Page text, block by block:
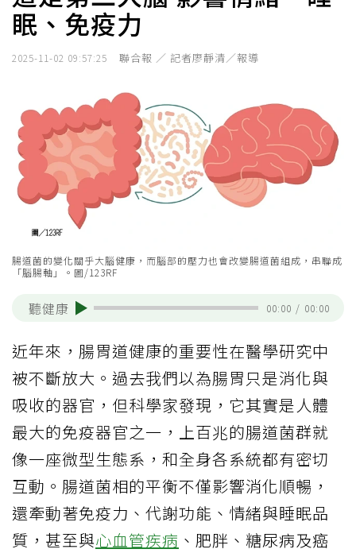
眠、免疫力
2025-11-02 09:57:25 聯合報 ／ 記者廖靜清／報導
腸道菌的變化關乎大腦健康，而腦部的壓力也會改變腸道菌組成，串聯成
「腦腸軸」。圖/123RF
聽健康 00:00 / 00:00
近年來，腸胃道健康的重要性在醫學研究中
被不斷放大。過去我們以為腸胃只是消化與
吸收的器官，但科學家發現，它其實是人體
最大的免疫器官之一，上百兆的腸道菌群就
像一座微型生態系，和全身各系統都有密切
互動。腸道菌相的平衡不僅影響消化順暢，
還牽動著免疫力、代謝功能、情緒與睡眠品
質，甚至與心血管疾病 、肥胖、糖尿病及癌